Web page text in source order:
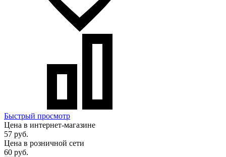
Быстрый просмотр
Цена в интернет-магазине
57 руб.
Цена в розничной сети
60 руб.